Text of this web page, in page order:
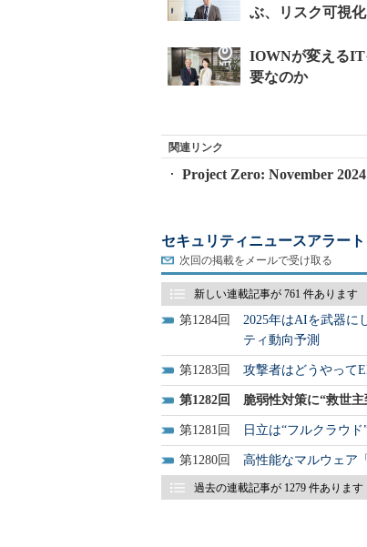
関連リンク
Project Zero: November 2024
セキュリティニュースアラー
次回の掲載をメールで受け取る
新しい連載記事が 761 件あります
1284
2025年はAIを武器に
ティ動向予測
1283 攻撃者はどうやって
1282 脆弱性対策に“救世
1281 日立は“フルクラウ
1280 高性能なマルウェア
過去の連載記事が 1279 件あります